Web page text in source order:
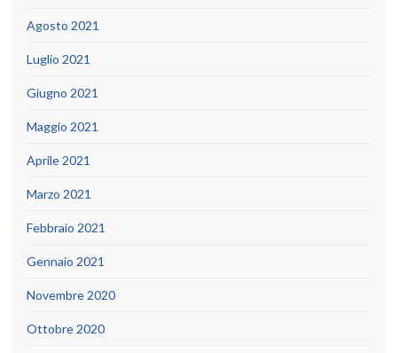
Agosto 2021
Luglio 2021
Giugno 2021
Maggio 2021
Aprile 2021
Marzo 2021
Febbraio 2021
Gennaio 2021
Novembre 2020
Ottobre 2020